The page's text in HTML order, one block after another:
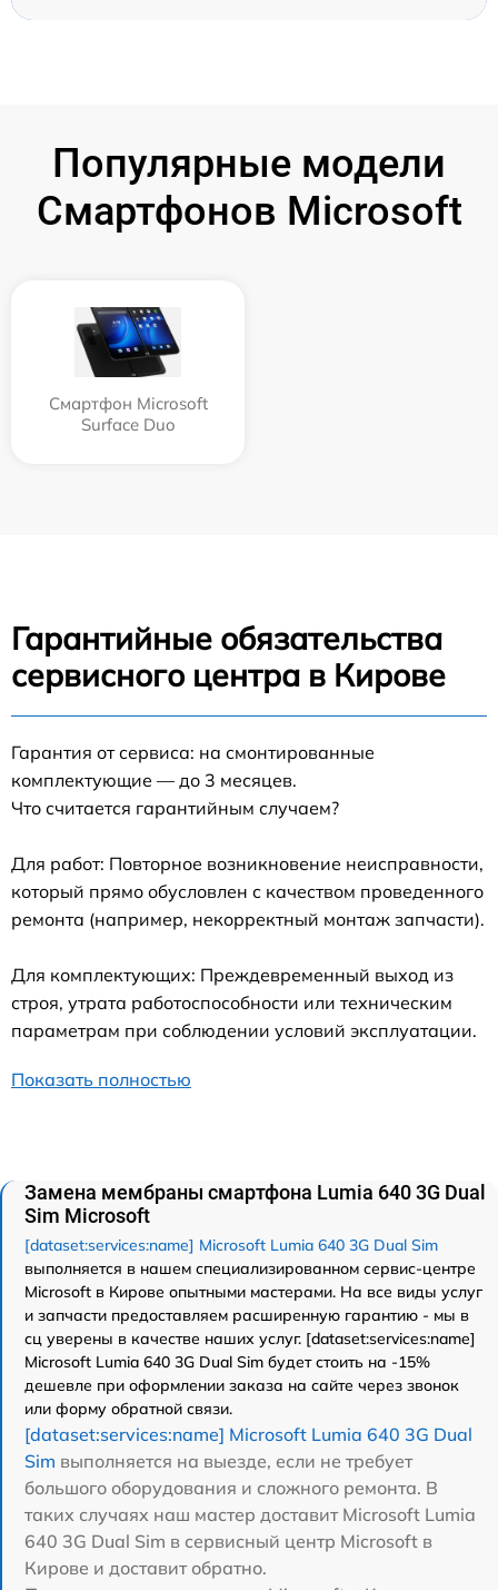
Популярные модели
Смартфонов Microsoft
Смартфон Microsoft
Surface Duo
Гарантийные обязательства
сервисного центра в Кирове
Гарантия от сервиса: на смонтированные
комплектующие — до 3 месяцев.
Что считается гарантийным случаем?
Для работ: Повторное возникновение неисправности,
который прямо обусловлен с качеством проведенного
ремонта (например, некорректный монтаж запчасти).
Для комплектующих: Преждевременный выход из
строя, утрата работоспособности или техническим
параметрам при соблюдении условий эксплуатации.
Показать полностью
Замена мембраны смартфона Lumia 640 3G Dual
Sim Microsoft
[dataset:services:name] Microsoft Lumia 640 3G Dual Sim
выполняется в нашем специализированном сервис-центре
Microsoft в Кирове опытными мастерами. На все виды услуг
и запчасти предоставляем расширенную гарантию - мы в
сц уверены в качестве наших услуг. [dataset:services:name]
Microsoft Lumia 640 3G Dual Sim будет стоить на -15%
дешевле при оформлении заказа на сайте через звонок
или форму обратной связи.
[dataset:services:name] Microsoft Lumia 640 3G Dual
Sim выполняется на выезде, если не требует
большого оборудования и сложного ремонта. В
таких случаях наш мастер доставит Microsoft Lumia
640 3G Dual Sim в сервисный центр Microsoft в
Кирове и доставит обратно.